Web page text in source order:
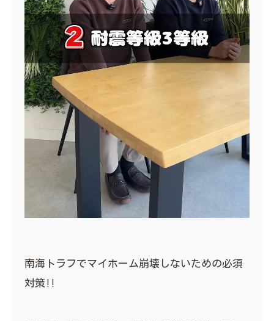
南海トラフでマイホーム崩壊しないための必須
対策‼︎